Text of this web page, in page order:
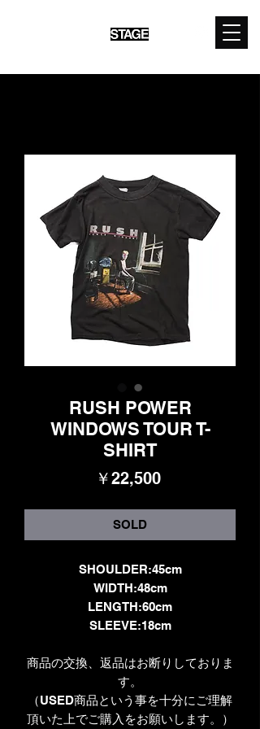
RUSH POWER
WINDOWS TOUR T-
SHIRT
￥22,500価
SOLD
SHOULDER:45cm
WIDTH:48cm
LENGTH:60cm
SLEEVE:18cm
商品の交換、返品はお断りしておりま
す。
（USED商品という事を十分にご理解
頂いた上でご購入をお願いします。）